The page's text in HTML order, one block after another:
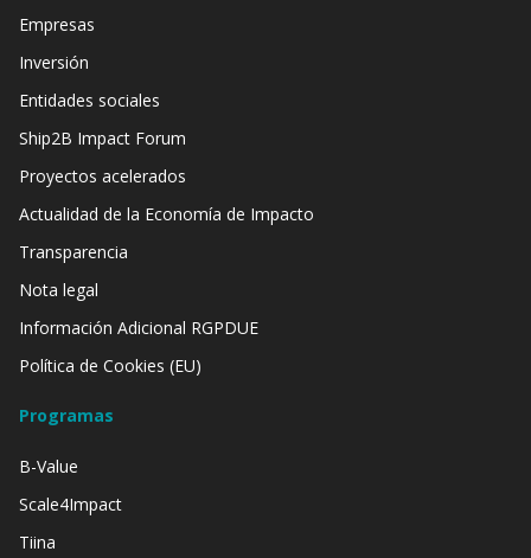
Empresas
Inversión
Entidades sociales
Ship2B Impact Forum
Proyectos acelerados
Actualidad de la Economía de Impacto
Transparencia
Nota legal
Información Adicional RGPDUE
Política de Cookies (EU)
Programas
B-Value
Scale4Impact
Tiina